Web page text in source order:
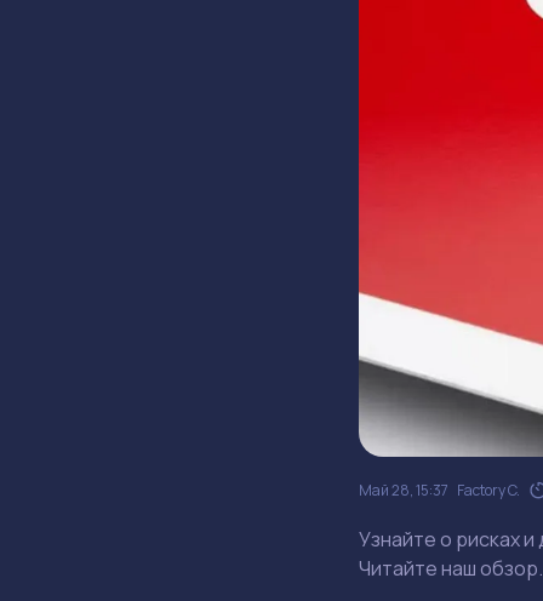
Май 28, 15:37 Factory C.
Узнайте о рисках
Читайте наш обзор.